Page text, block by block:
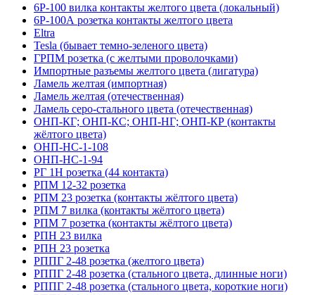
6Р-100 вилка контакты желтого цвета (локальный)
6Р-100А розетка контакты желтого цвета
Eltra
Tesla (бывает темно-зеленого цвета)
ГРПМ розетка (с желтыми проволочками)
Импортные разъемы желтого цвета (лигатура)
Ламель желтая (импортная)
Ламель желтая (отечественная)
Ламель серо-стального цвета (отечественная)
ОНП-КГ; ОНП-КС; ОНП-НГ; ОНП-КР (контакты
жёлтого цвета)
ОНП-НС-1-108
ОНП-НС-1-94
РГ 1Н розетка (44 контакта)
РПМ 12-32 розетка
РПМ 23 розетка (контакты жёлтого цвета)
РПМ 7 вилка (контакты жёлтого цвета)
РПМ 7 розетка (контакты жёлтого цвета)
РПН 23 вилка
РПН 23 розетка
РППГ 2-48 розетка (желтого цвета)
РППГ 2-48 розетка (стального цвета, длинные ноги)
РППГ 2-48 розетка (стального цвета, короткие ноги)